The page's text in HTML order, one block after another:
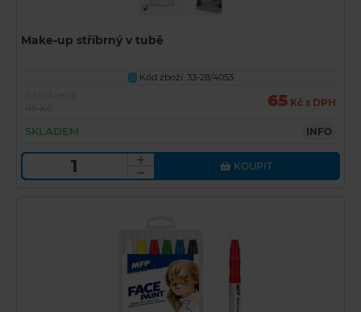
Make-up stříbrný v tubě
U Kód zboží: 33-28/4053
65 Kč s DPH
SKLADEM INFO
KOUPIT